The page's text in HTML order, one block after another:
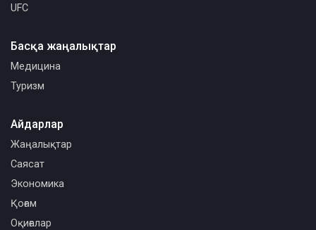
UFC
Басқа жаңалықтар
Медицина
Туризм
Айдарлар
Жаңалықтар
Саясат
Экономика
Қоғам
Оқиғалар